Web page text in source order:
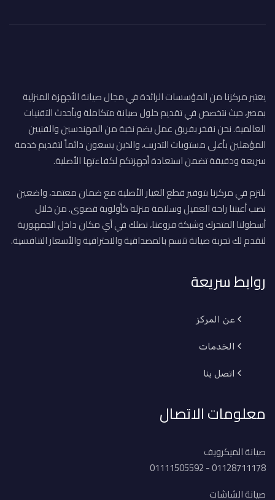
يعتبر مركزنا من المؤسسات الرائدة في مجال صيانة الأجهزة المنزلية
بمصر، حيث نتخصص في تقديم حلول صيانة متكاملة وبأحدث التقنيات
العالمية. نحن نفخر بفريق عمل يضم نخبة من المهندسين والفنيين
المؤهلين بأعلى مستويات التدريب، والذين يسعون دائماً لتقديم خدمة
سريعة ودقيقة تضمن استعادة أجهزتكم لكفاءتها الأصلية.
نلتزم في مركزنا بتوفير قطع الغيار الأصلية مع ضمان معتمد، واضعين
نصب أعيننا راحة العميل وسلامة منزله كأولوية قصوى. من خلال
أسطولنا المتحرك وشبكة فروعنا، نصلك في أي مكان داخل الجمهورية
لنقدم لك تجربة صيانة تتسم بالمصداقية والاحترافية والأسعار التنافسية.
روابط سريعة
عن المركز
الخدمات
اتصل بنا
معلومات الاتصال
صيانة الميكرويف
01128711178 - 01111505592
صيانة الشاشات